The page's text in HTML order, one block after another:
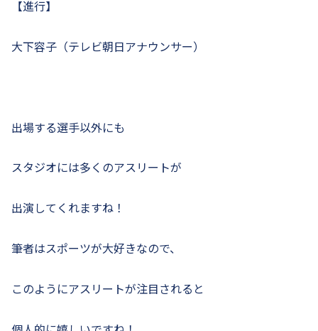
【進行】
大下容子（テレビ朝日アナウンサー）
出場する選手以外にも
スタジオには多くのアスリートが
出演してくれますね！
筆者はスポーツが大好きなので、
このようにアスリートが注目されると